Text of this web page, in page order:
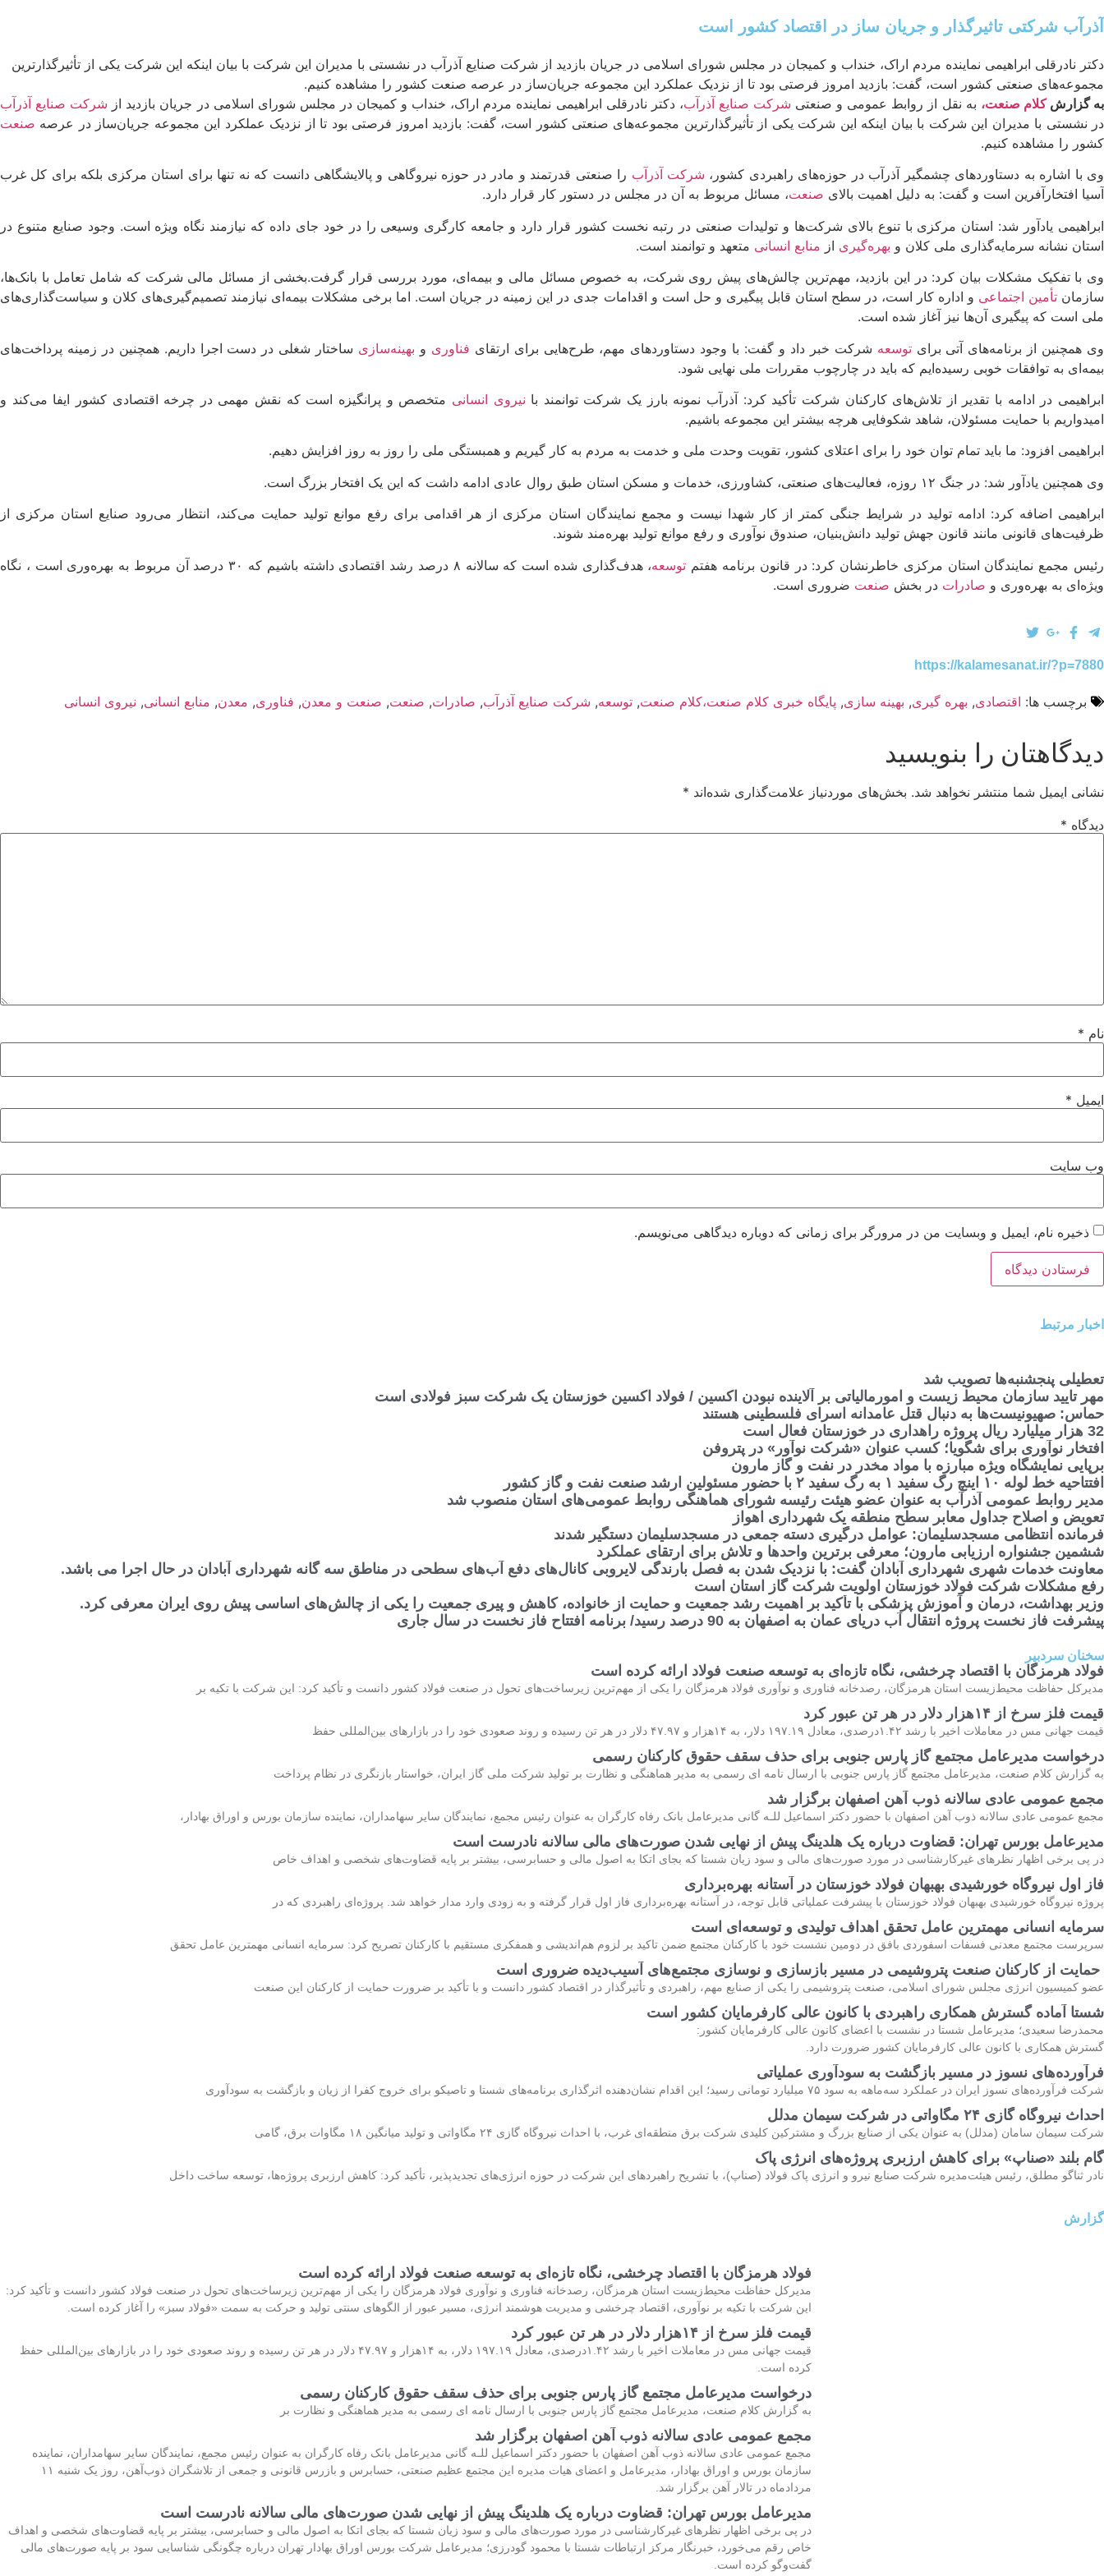
آذرآب شرکتی تاثیرگذار و جریان ساز در اقتصاد کشور است
دکتر نادرقلی ابراهیمی نماینده مردم اراک، خنداب و کمیجان در مجلس شورای اسلامی در جریان بازدید از شرکت صنایع آذرآب در نشستی با مدیران این شرکت با بیان اینکه این شرکت یکی از تأثیرگذارترین
مجموعه‌های صنعتی کشور است، گفت: بازدید امروز فرصتی بود تا از نزدیک عملکرد این مجموعه جریان‌ساز در عرصه صنعت کشور را مشاهده کنیم.
به گزارشکلام صنعت، به نقل از روابط عمومی و صنعتی شرکت صنایع آذرآب، دکتر نادرقلی ابراهیمی نماینده مردم اراک، خنداب و کمیجان در مجلس شورای اسلامی در جریان بازدید از شرکت صنایع آذرآب
در نشستی با مدیران این شرکت با بیان اینکه این شرکت یکی از تأثیرگذارترین مجموعه‌های صنعتی کشور است، گفت: بازدید امروز فرصتی بود تا از نزدیک عملکرد این مجموعه جریان‌ساز در عرصه صنعت
کشور را مشاهده کنیم.
وی با اشاره به دستاوردهای چشمگیر آذرآب در حوزه‌های راهبردی کشور، شرکت آذرآب را صنعتی قدرتمند و مادر در حوزه نیروگاهی و پالایشگاهی دانست که نه تنها برای استان مرکزی بلکه برای کل غرب
آسیا افتخارآفرین است و گفت: به دلیل اهمیت بالای صنعت، مسائل مربوط به آن در مجلس در دستور کار قرار دارد.
ابراهیمی یادآور شد: استان مرکزی با تنوع بالای شرکت‌ها و تولیدات صنعتی در رتبه نخست کشور قرار دارد و جامعه کارگری وسیعی را در خود جای داده که نیازمند نگاه ویژه است. وجود صنایع متنوع در
استان نشانه سرمایه‌گذاری ملی کلان و بهره‌گیری از منابع انسانی متعهد و توانمند است.
وی با تفکیک مشکلات بیان کرد: در این بازدید، مهم‌ترین چالش‌های پیش روی شرکت، به خصوص مسائل مالی و بیمه‌ای، مورد بررسی قرار گرفت.بخشی از مسائل مالی شرکت که شامل تعامل با بانک‌ها،
سازمانتأمین اجتماعی و اداره کار است، در سطح استان قابل پیگیری و حل است و اقدامات جدی در این زمینه در جریان است. اما برخی مشکلات بیمه‌ای نیازمند تصمیم‌گیری‌های کلان و سیاست‌گذاری‌های
ملی است که پیگیری آن‌ها نیز آغاز شده است.
وی همچنین از برنامه‌های آتی برای توسعه شرکت خبر داد و گفت: با وجود دستاوردهای مهم، طرح‌هایی برای ارتقای فناوری و بهینه‌سازی ساختار شغلی در دست اجرا داریم. همچنین در زمینه پرداخت‌های
بیمه‌ای به توافقات خوبی رسیده‌ایم که باید در چارچوب مقررات ملی نهایی شود.
ابراهیمی در ادامه با تقدیر از تلاش‌های کارکنان شرکت تأکید کرد: آذرآب نمونه بارز یک شرکت توانمند با نیروی انسانی متخصص و پرانگیزه است که نقش مهمی در چرخه اقتصادی کشور ایفا می‌کند و
امیدواریم با حمایت مسئولان، شاهد شکوفایی هرچه بیشتر این مجموعه باشیم.
ابراهیمی افزود: ما باید تمام توان خود را برای اعتلای کشور، تقویت وحدت ملی و خدمت به مردم به کار گیریم و همبستگی ملی را روز به روز افزایش دهیم.
وی همچنین یادآور شد: در جنگ ۱۲ روزه، فعالیت‌های صنعتی، کشاورزی، خدمات و مسکن استان طبق روال عادی ادامه داشت که این یک افتخار بزرگ است.
ابراهیمی اضافه کرد: ادامه تولید در شرایط جنگی کمتر از کار شهدا نیست و مجمع نمایندگان استان مرکزی از هر اقدامی برای رفع موانع تولید حمایت می‌کند، انتظار می‌رود صنایع استان مرکزی از
ظرفیت‌های قانونی مانند قانون جهش تولید دانش‌بنیان، صندوق نوآوری و رفع موانع تولید بهره‌مند شوند.
رئیس مجمع نمایندگان استان مرکزی خاطرنشان کرد: در قانون برنامه هفتم توسعه
، هدف‌گذاری شده است که سالانه ۸ درصد رشد اقتصادی داشته باشیم که ۳۰ درصد آن مربوط به بهره‌وری است ، نگاه
ویژه‌ای به بهره‌وری و صادرات در بخش صنعت ضروری است.
https://kalamesanat.ir/?p=7880
برچسب ها: اقتصادی, بهره گیری, بهینه سازی, پایگاه خبری کلام صنعت،کلام صنعت, توسعه, شرکت صنایع آذرآب, صادرات, صنعت, صنعت و معدن, فناوری, معدن, منابع انسانی, نیروی انسانی
دیدگاهتان را بنویسید
نشانی ایمیل شما منتشر نخواهد شد. بخش‌های موردنیاز علامت‌گذاری شده‌اند *
دیدگاه *
نام *
ایمیل *
وب‌ سایت
ذخیره نام، ایمیل و وبسایت من در مرورگر برای زمانی که دوباره دیدگاهی می‌نویسم.
اخبار مرتبط
تعطیلی پنجشنبه‌ها تصویب شد
مهر تایید سازمان محیط زیست و امورمالیاتی بر آلاینده نبودن اکسین / فولاد اکسین خوزستان یک شرکت سبز فولادی است
حماس: صهیونیست‌ها به دنبال قتل عامدانه اسرای فلسطینی هستند
32 هزار میلیارد ریال پروژه راهداری در خوزستان فعال است
افتخار نوآوری برای شگویا؛ کسب عنوان «شرکت نوآور» در پتروفن
برپایی نمایشگاه ویژه مبارزه با مواد مخدر در نفت و گاز مارون
افتتاحیه خط لوله ۱۰ اینچ رگ سفید ۱ به رگ سفید ۲ با حضور مسئولین ارشد صنعت نفت و گاز کشور
مدیر روابط عمومی آذرآب به عنوان عضو هیئت رئیسه شورای هماهنگی روابط عمومی‌های استان منصوب شد
تعویض و اصلاح جداول معابر سطح منطقه یک شهرداری اهواز
فرمانده انتظامی مسجدسلیمان: عوامل درگیری دسته جمعی در مسجدسلیمان دستگیر شدند
ششمین جشنواره ارزیابی مارون؛ معرفی برترین واحدها و تلاش برای ارتقای عملکرد
معاونت خدمات شهری شهرداری آبادان گفت: با نزدیک شدن به فصل بارندگی لایروبی کانال‌های دفع آب‌های سطحی در مناطق سه گانه شهرداری آبادان در حال اجرا می باشد.
رفع مشکلات شرکت فولاد خوزستان اولویت شرکت گاز استان است
وزیر بهداشت، درمان و آموزش پزشکی با تأکید بر اهمیت رشد جمعیت و حمایت از خانواده، کاهش و پیری جمعیت را یکی از چالش‌های اساسی پیش روی ایران معرفی کرد.
پیشرفت فاز نخست پروژه انتقال آب دریای عمان به اصفهان به 90 درصد رسید/ برنامه افتتاح فاز نخست در سال جاری
سخنان سردبیر
فولاد هرمزگان با اقتصاد چرخشی، نگاه تازه‌ای به توسعه صنعت فولاد ارائه کرده است
مدیرکل حفاظت محیط‌زیست استان هرمزگان، رصدخانه فناوری و نوآوری فولاد هرمزگان را یکی از مهم‌ترین زیرساخت‌های تحول در صنعت فولاد کشور دانست و تأکید کرد: این شرکت با تکیه بر
قیمت فلز سرخ از ۱۴هزار دلار در هر تن عبور کرد
قیمت جهانی مس در معاملات اخیر با رشد ۱.۴۲درصدی، معادل ۱۹۷.۱۹ دلار، به ۱۴هزار و ۴۷.۹۷ دلار در هر تن رسیده و روند صعودی خود را در بازارهای بین‌المللی حفظ
درخواست مدیرعامل مجتمع گاز پارس جنوبی برای حذف سقف حقوق کارکنان رسمی
به گزارش کلام صنعت، مدیرعامل مجتمع گاز پارس جنوبی با ارسال نامه ای رسمی به مدیر هماهنگی و نظارت بر تولید شرکت ملی گاز ایران، خواستار بازنگری در نظام پرداخت
مجمع عمومی عادی سالانه ذوب آهن اصفهان برگزار شد
مجمع عمومی عادی سالانه ذوب آهن اصفهان با حضور دکتر اسماعیل للـه گانی مدیرعامل بانک رفاه کارگران به عنوان رئیس مجمع، نمایندگان سایر سهامداران، نماینده سازمان بورس و اوراق بهادار،
مدیرعامل بورس تهران: قضاوت درباره یک هلدینگ پیش از نهایی شدن صورت‌های مالی سالانه نادرست است
در پی برخی اظهار نظرهای غیرکارشناسی در مورد صورت‌های مالی و سود زیان شستا که بجای اتکا به اصول مالی و حسابرسی، بیشتر بر پایه قضاوت‌‌های شخصی و اهداف خاص
فاز اول نیروگاه خورشیدی بهبهان فولاد خوزستان در آستانه بهره‌برداری
پروژه نیروگاه خورشیدی بهبهان فولاد خوزستان با پیشرفت عملیاتی قابل‌ توجه، در آستانه بهره‌برداری فاز اول قرار گرفته و به‌ زودی وارد مدار خواهد شد. پروژه‌ای راهبردی که در
سرمایه انسانی مهمترین عامل تحقق اهداف تولیدی و توسعه‌ای است
سرپرست مجتمع معدنی فسفات اسفوردی بافق در دومین نشست خود با کارکنان مجتمع ضمن تاکید بر لزوم هم‌اندیشی و همفکری مستقیم با کارکنان تصریح کرد: سرمایه انسانی مهمترین عامل تحقق
حمایت از کارکنان صنعت پتروشیمی در مسیر بازسازی و نوسازی مجتمع‌های آسیب‌دیده ضروری است
عضو کمیسیون انرژی مجلس شورای اسلامی، صنعت پتروشیمی را یکی از صنایع مهم، راهبردی و تأثیرگذار در اقتصاد کشور دانست و با تأکید بر ضرورت حمایت از کارکنان این صنعت
شستا آماده گسترش همکاری راهبردی با کانون عالی کارفرمایان کشور است
محمدرضا سعیدی؛ مدیرعامل شستا در نشست با اعضای کانون عالی کارفرمایان کشور:
گسترش همکاری با کانون عالی کارفرمایان کشور ضرورت دارد.
فرآورده‌های نسوز در مسیر بازگشت به سودآوری عملیاتی
شرکت فرآورده‌های نسوز ایران در عملکرد سه‌ماهه به سود ۷۵ میلیارد تومانی رسید؛ این اقدام نشان‌دهنده اثرگذاری برنامه‌های شستا و تاصیکو برای خروج کفرا از زیان و بازگشت به سودآوری
احداث نیروگاه گازی ۲۴ مگاواتی در شرکت سیمان مدلل
شرکت سیمان سامان (مدلل) به عنوان یکی از صنایع بزرگ و مشترکین کلیدی شرکت برق منطقه‌ای غرب، با احداث نیروگاه گازی ۲۴ مگاواتی و تولید میانگین ۱۸ مگاوات برق، گامی
گام بلند «صناپ» برای کاهش ارزبری پروژه‌های انرژی پاک
نادر ثناگو مطلق، رئیس هیئت‌مدیره شرکت صنایع نیرو و انرژی پاک فولاد (صناپ)، با تشریح راهبردهای این شرکت در حوزه انرژی‌های تجدیدپذیر، تأکید کرد: کاهش ارزبری پروژه‌ها، توسعه ساخت داخل
گزارش
فولاد هرمزگان با اقتصاد چرخشی، نگاه تازه‌ای به توسعه صنعت فولاد ارائه کرده است
مدیرکل حفاظت محیط‌زیست استان هرمزگان، رصدخانه فناوری و نوآوری فولاد هرمزگان را یکی از مهم‌ترین زیرساخت‌های تحول در صنعت فولاد کشور دانست و تأکید کرد:
این شرکت با تکیه بر نوآوری، اقتصاد چرخشی و مدیریت هوشمند انرژی، مسیر عبور از الگوهای سنتی تولید و حرکت به سمت «فولاد سبز» را آغاز کرده است.
قیمت فلز سرخ از ۱۴هزار دلار در هر تن عبور کرد
قیمت جهانی مس در معاملات اخیر با رشد ۱.۴۲درصدی، معادل ۱۹۷.۱۹ دلار، به ۱۴هزار و ۴۷.۹۷ دلار در هر تن رسیده و روند صعودی خود را در بازارهای بین‌المللی حفظ
کرده است.
درخواست مدیرعامل مجتمع گاز پارس جنوبی برای حذف سقف حقوق کارکنان رسمی
به گزارش کلام صنعت، مدیرعامل مجتمع گاز پارس جنوبی با ارسال نامه ای رسمی به مدیر هماهنگی و نظارت بر
مجمع عمومی عادی سالانه ذوب آهن اصفهان برگزار شد
مجمع عمومی عادی سالانه ذوب آهن اصفهان با حضور دکتر اسماعیل للـه گانی مدیرعامل بانک رفاه کارگران به عنوان رئیس مجمع، نمایندگان سایر سهامداران، نماینده
سازمان بورس و اوراق بهادار، مدیرعامل و اعضای هیات مدیره این مجتمع عظیم صنعتی، حسابرس و بازرس قانونی و جمعی از تلاشگران ذوب‌آهن، روز یک شنبه ۱۱
مردادماه در تالار آهن برگزار شد.
مدیرعامل بورس تهران: قضاوت درباره یک هلدینگ پیش از نهایی شدن صورت‌های مالی سالانه نادرست است
در پی برخی اظهار نظرهای غیرکارشناسی در مورد صورت‌های مالی و سود زیان شستا که بجای اتکا به اصول مالی و حسابرسی، بیشتر بر پایه قضاوت‌‌های شخصی و اهداف
خاص رقم می‌خورد، خبرنگار مرکز ارتباطات شستا با محمود گودرزی؛ مدیرعامل شرکت بورس اوراق بهادار تهران درباره چگونگی شناسایی سود بر پایه صورت‌های مالی
گفت‌وگو کرده است.